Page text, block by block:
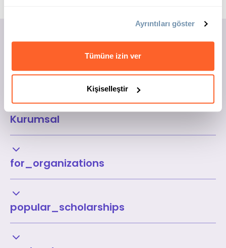
Ayrıntıları göster
Tümüne izin ver
Kişiselleştir
Kurumsal
for_organizations
popular_scholarships